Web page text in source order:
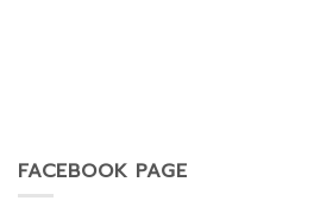
FACEBOOK PAGE